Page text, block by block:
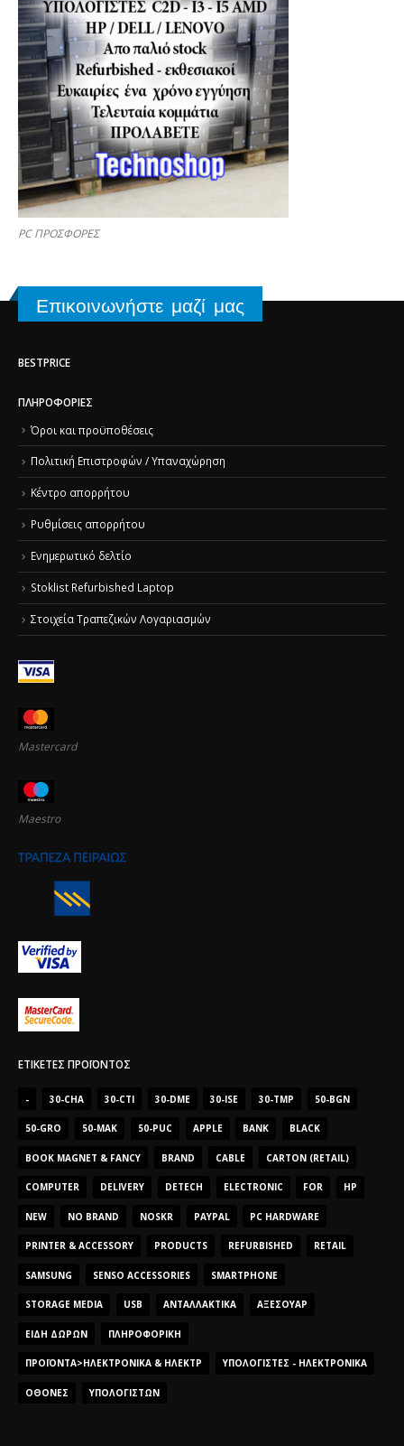
PC ΠΡΟΣΦΟΡΕΣ
Επικοινωνήστε μαζί μας
BESTPRICE
ΠΛΗΡΟΦΟΡΊΕΣ
Όροι και προϋποθέσεις
Πολιτική Επιστροφών / Υπαναχώρηση
Κέντρο απορρήτου
Ρυθμίσεις απορρήτου
Ενημερωτικό δελτίο
Stoklist Refurbished Laptop
Στοιχεία Τραπεζικών Λογαριασμών
Mastercard
Maestro
ΕΤΙΚΈΤΕΣ ΠΡΟΪΌΝΤΟΣ
- 30-CHA 30-CTI 30-DME 30-ISE 30-TMP 50-BGN
50-GRO 50-MAK 50-PUC APPLE BANK BLACK
BOOK MAGNET & FANCY BRAND CABLE CARTON (RETAIL)
COMPUTER DELIVERY DETECH ELECTRONIC FOR HP
NEW NO BRAND NOSKR PAYPAL PC HARDWARE
PRINTER & ACCESSORY PRODUCTS REFURBISHED RETAIL
SAMSUNG SENSO ACCESSORIES SMARTPHONE
STORAGE MEDIA USB ΑΝΤΑΛΛΑΚΤΙΚΆ ΑΞΕΣΟΥΆΡ
ΕΊΔΗ ΔΏΡΩΝ ΠΛΗΡΟΦΟΡΙΚΉ
ΠΡΟΪΌΝΤΑ>ΗΛΕΚΤΡΟΝΙΚΆ & ΗΛΕΚΤΡ ΥΠΟΛΟΓΙΣΤΈΣ - ΗΛΕΚΤΡΟΝΙΚΆ
ΟΘΌΝΕΣ ΥΠΟΛΟΓΙΣΤΏΝ